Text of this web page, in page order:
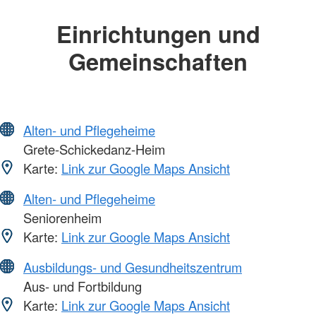
Einrichtungen und
Gemeinschaften
Alten- und Pflegeheime
Grete-Schickedanz-Heim
Karte: Link zur Google Maps Ansicht
Alten- und Pflegeheime
Seniorenheim
Karte: Link zur Google Maps Ansicht
Ausbildungs- und Gesundheitszentrum
Aus- und Fortbildung
Karte: Link zur Google Maps Ansicht